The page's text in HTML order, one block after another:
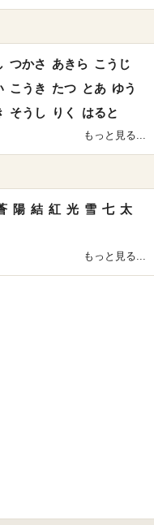
つかさ あきら こうじ
こうき たつ とあ ゆう
そうし りく はると
もっと見る...
陽 結 紅 光 雪 七 太
もっと見る...